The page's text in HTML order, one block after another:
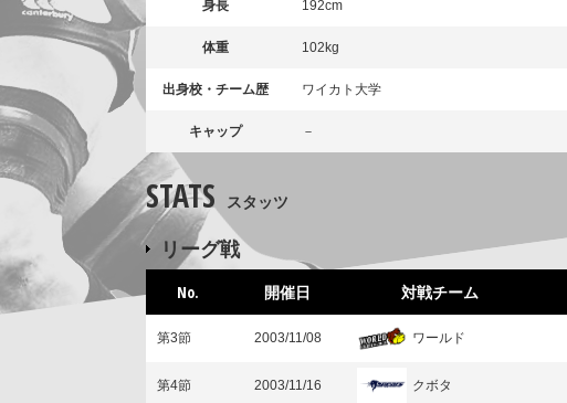
身長 192cm
体重 102kg
出身校・チーム歴 ワイカト大学
キャップ －
STATS スタッツ
リーグ戦
No. 開催日 対戦チーム
第3節 2003/11/08 ワールド
第4節 2003/11/16 クボタ